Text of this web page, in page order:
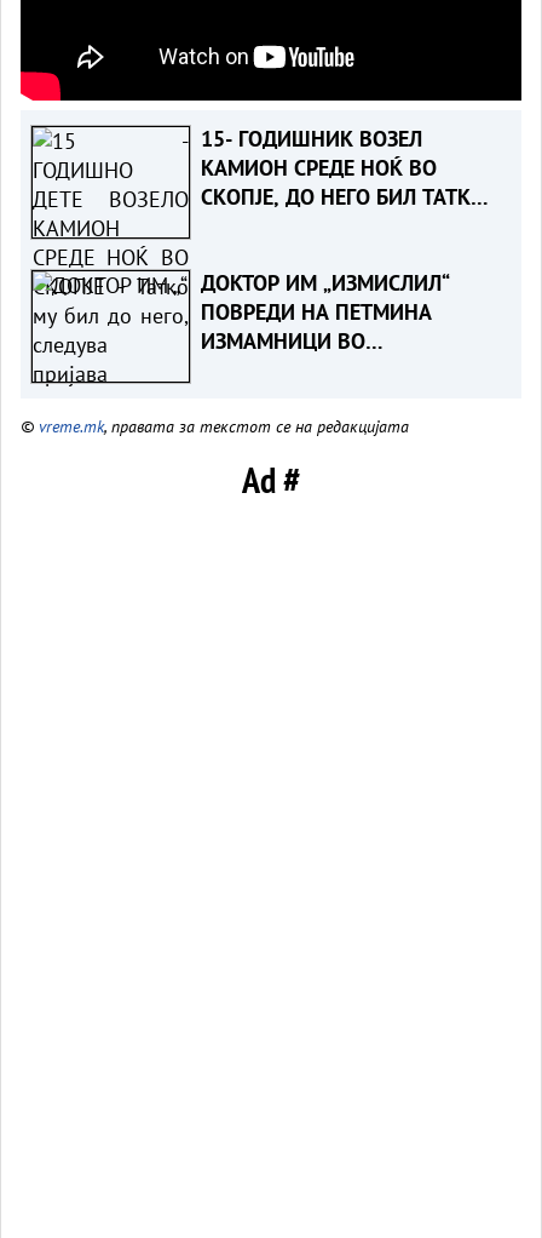
15- ГОДИШНИК ВОЗЕЛ
КАМИОН СРЕДЕ НОЌ ВО
СКОПЈЕ, ДО НЕГО БИЛ ТАТКО
ДОКТОР ИМ „ИЗМИСЛИЛ“
ПОВРЕДИ НА ПЕТМИНА
ИЗМАМНИЦИ ВО
шемата за измама со
© vreme.mk, правата за текстот се на редакцијата
Ad #